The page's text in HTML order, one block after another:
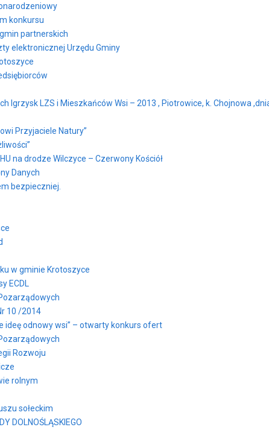
konkursu
partnerskich
elektronicznej Urzędu Gminy
Igrzysk LZS i Mieszkańców Wsi – 2013 , Piotrowice, k. Chojnowa
Przyjaciele Natury”
na drodze Wilczyce – Czerwony Kościół
Danych
bezpieczniej.
w gminie Krotoszyce
ECDL
10 /2014
ideę odnowy wsi” – otwarty konkurs ofert
Rozwoju
rolnym
sołeckim
DOLNOŚLĄSKIEGO